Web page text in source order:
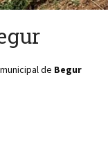
de Begur